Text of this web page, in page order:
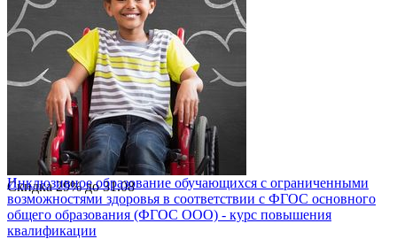
Скидка29%до31.08
Инклюзивное образование обучающихся с ограниченными
возможностями здоровья в соответствии с ФГОС основного
общего образования (ФГОС ООО) - курс повышения
квалификации